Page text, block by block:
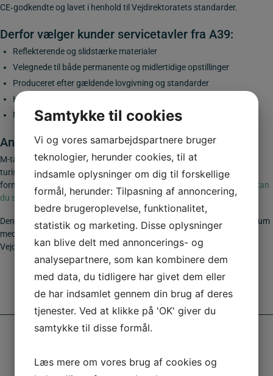
CE‑godkendte og lavet i henhold til Vejdirektoratets standarder.
Derfor vælger kunder servicetavler fra A39:
Reflekterende og slidstærke materialer
Velegnede til både permanente og midlertidige opstillinger
Produceret efter gældende lovgivning og standarder
Hurtig levering og mulighed for rådgivning
Mulighed for specialdesignede servicetavler
Anvendelse af M-tavler
M-tavler er især relevante ved motorveje, landeveje, rastepladser,
turistområder, bygrænser og naturområder, hvor de hjælper med at
formidle vigtig service information til både lokale og besøgende.
Her kan
du se listen med samtlige godkendte servicetavler.
Denne M-tavle 50×50 cm. er udført i 2 mm søvandsbestandig aluminium
med CE-mærket reflekstype 3. Opfylder gældende krav fra
Vejdirektoratet. Se opsætningsudstyrher
Samtykke til cookies
Vi og vores samarbejdspartnere bruger
teknologier, herunder cookies, til at
indsamle oplysninger om dig til forskellige
formål, herunder: Tilpasning af annoncering,
bedre brugeroplevelse, funktionalitet,
statistik og marketing. Disse oplysninger
kan blive delt med annoncerings- og
analysepartnere, som kan kombinere dem
med data, du tidligere har givet dem eller
de har indsamlet gennem din brug af deres
tjenester. Ved at klikke på 'OK' giver du
samtykke til disse formål.
Læs mere om vores brug af cookies og